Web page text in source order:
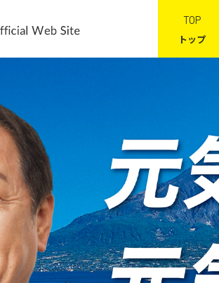
トップ
TOP